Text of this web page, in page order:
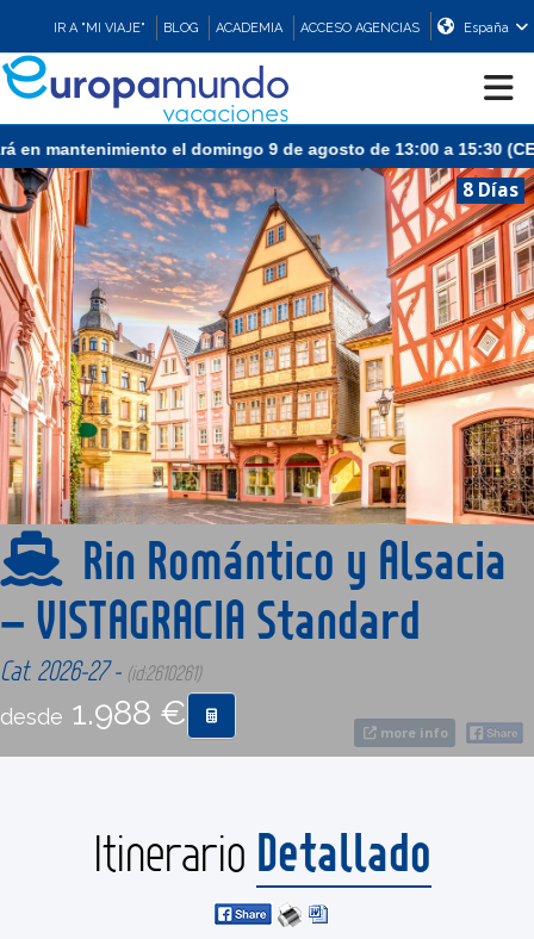
IR A "MI VIAJE" BLOG ACADEMIA ACCESO AGENCIAS España
CRUCEROS
EUROPA
ASIA
ORIENTE
PROMOCIONES
COMPRAR
CONTACTO
el domingo 9 de agosto de 13:00 a 15:30 (CEST/
8 Días
more info
Rin Romántico y Alsacia
– VISTAGRACIA Standard
Cat. 2026-27 - (id:2610261)
desde 1.988 €
Itinerario Detallado